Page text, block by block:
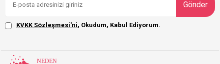
Gönder
KVKK Sözleşmesi'ni, Okudum, Kabul Ediyorum.